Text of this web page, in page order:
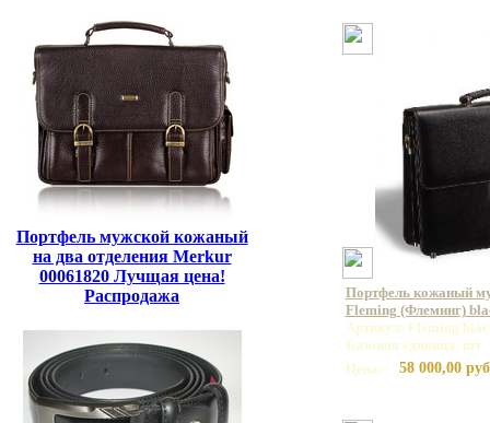
Портфель мужской кожаный
на два отделения Merkur
00061820 Лучщая цена!
Распродажа
Портфель кожаный
Fleming (Флеминг)
Артикул: Fleming
Базовая единица: шт
Цена:
58 000,00